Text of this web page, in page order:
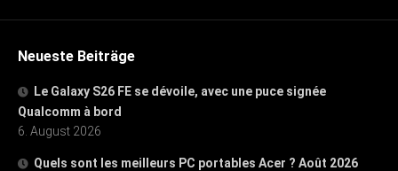
Neueste Beiträge
Le Galaxy S26 FE se dévoile, avec une puce signée
Qualcomm à bord
6. August 2026
Quels sont les meilleurs PC portables Acer ? Août 2026